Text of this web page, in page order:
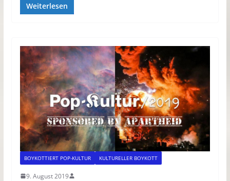
Weiterlesen
BOYKOTTIERT POP-KULTUR KULTURELLER BOYKOTT
9. August 2019